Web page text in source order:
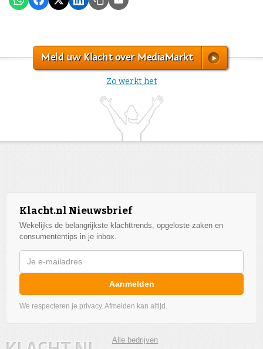
Meld uw Klacht over MediaMarkt
Zo werkt het
Klacht.nl Nieuwsbrief
Wekelijks de belangrijkste klachttrends, opgeloste zaken en
consumententips in je inbox.
Aanmelden
We respecteren je privacy. Afmelden kan altijd.
Alle bedrijven